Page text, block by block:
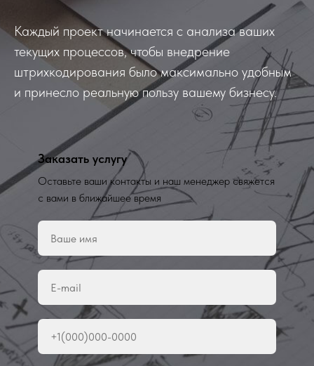
Каждый проект начинается с анализа ваших
текущих процессов, чтобы внедрение
штрихкодирования было максимально удобным
и принесло реальную пользу вашему бизнесу.
Заказать услугу
Оставьте ваши контакты и наш менеджер свяжется
с вами в ближайшее время